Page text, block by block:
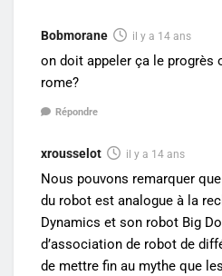
Bobmorane il y a 14 ans
on doit appeler ça le progrès
rome?
Répondre
xrousselot il y a 14 ans
Nous pouvons remarquer
du robot est analogue à la
Dynamics et son robot Big
d’association de robot de
de mettre fin au mythe que